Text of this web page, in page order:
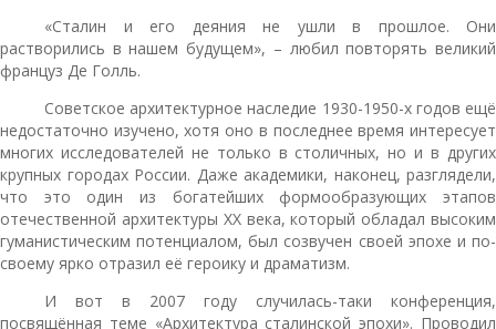
«Сталин и его деяния не ушли в прошлое. Они
растворились в нашем будущем», – любил повторять великий
француз Де Голль.
Советское архитектурное наследие 1930-1950-х годов ещё
недостаточно изучено, хотя оно в последнее время интересует
многих исследователей не только в столичных, но и в других
крупных городах России. Даже академики, наконец, разглядели,
что это один из богатейших формообразующих этапов
отечественной архитектуры ХХ века, который обладал высоким
гуманистическим потенциалом, был созвучен своей эпохе и по-
своему ярко отразил её героику и драматизм.
И вот в 2007 году случилась-таки конференция,
посвящённая теме «Архитектура сталинской эпохи». Проводил